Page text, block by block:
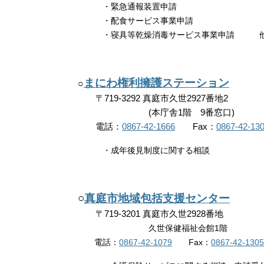
・緊急通報装置申請
・配食サービス事業申請
・寝具等乾燥消毒サービス事業申請
​○ まにわ権利擁護ステーション
〒719-3292 真庭市久世2927番地2
(本庁舎1階 9番窓口)
電話： 0867-42-1666 Fax： 0867-42-
・成年後見制度に関する相談
○​真庭市地域包括支援センター
〒719-3201 真庭市久世2928番地
久世保健福祉会館1階
電話： 0867-42-1079 Fax： 0867-42-1305